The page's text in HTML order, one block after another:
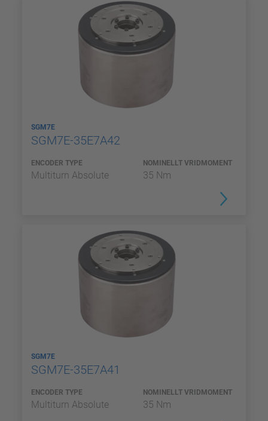
SGM7E
SGM7E-35E7A42
ENCODER TYPE
Multiturn Absolute
NOMINELLT VRIDMOMENT
35 Nm
SGM7E
SGM7E-35E7A41
ENCODER TYPE
Multiturn Absolute
NOMINELLT VRIDMOMENT
35 Nm